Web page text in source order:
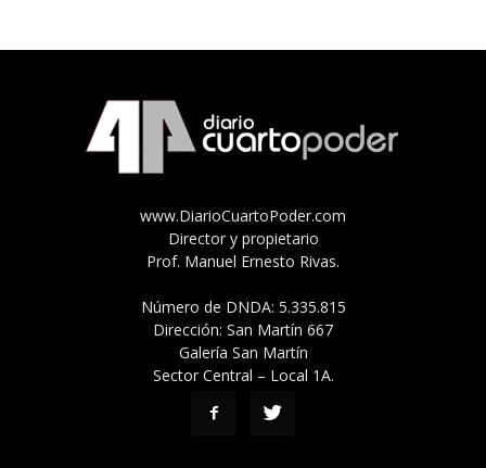
www.DiarioCuartoPoder.com
Director y propietario
Prof. Manuel Ernesto Rivas.
Número de DNDA: 5.335.815
Dirección: San Martín 667
Galería San Martín
Sector Central – Local 1A.